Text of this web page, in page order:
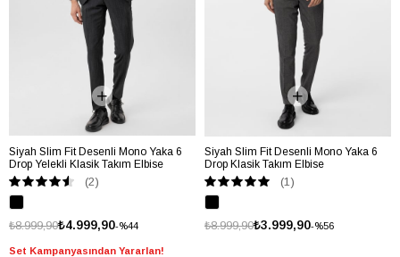
Siyah Slim Fit Desenli Mono Yaka 6
Drop Yelekli Klasik Takım Elbise
(2)
%44
₺4.999,90
₺8.999,90
Set Kampanyasından Yararlan!
Siyah Slim Fit Desenli Mono Yaka 6
Drop Klasik Takım Elbise
(1)
%56
₺3.999,90
₺8.999,90